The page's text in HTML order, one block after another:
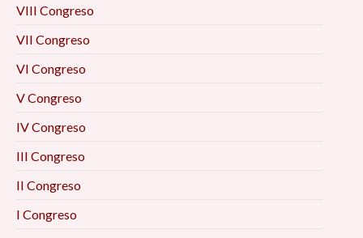
VIII Congreso
VII Congreso
VI Congreso
V Congreso
IV Congreso
III Congreso
II Congreso
I Congreso